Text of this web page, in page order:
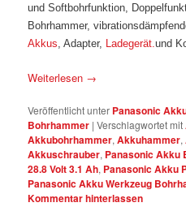
und Softbohrfunktion,
Bohrhammer,
Akkus , Adapter, Ladegerät.und
Weiterlesen →
Veröffentlicht unter Panasonic
Bohrhammer |Verschlagwortet mit
Akkubohrhammer,Akkuhammer,
Akkuschrauber, Panasonic Akku
28.8 Volt 3.1 Ah, Panasonic Akku
Panasonic Akku Werkzeug
Kommentar hinterlassen